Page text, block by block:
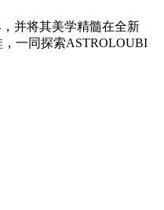
并将其美学精髓在全新
一同探索ASTROLOUBI